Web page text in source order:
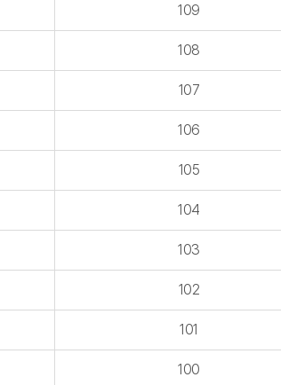
109
108
107
106
105
104
103
102
101
100